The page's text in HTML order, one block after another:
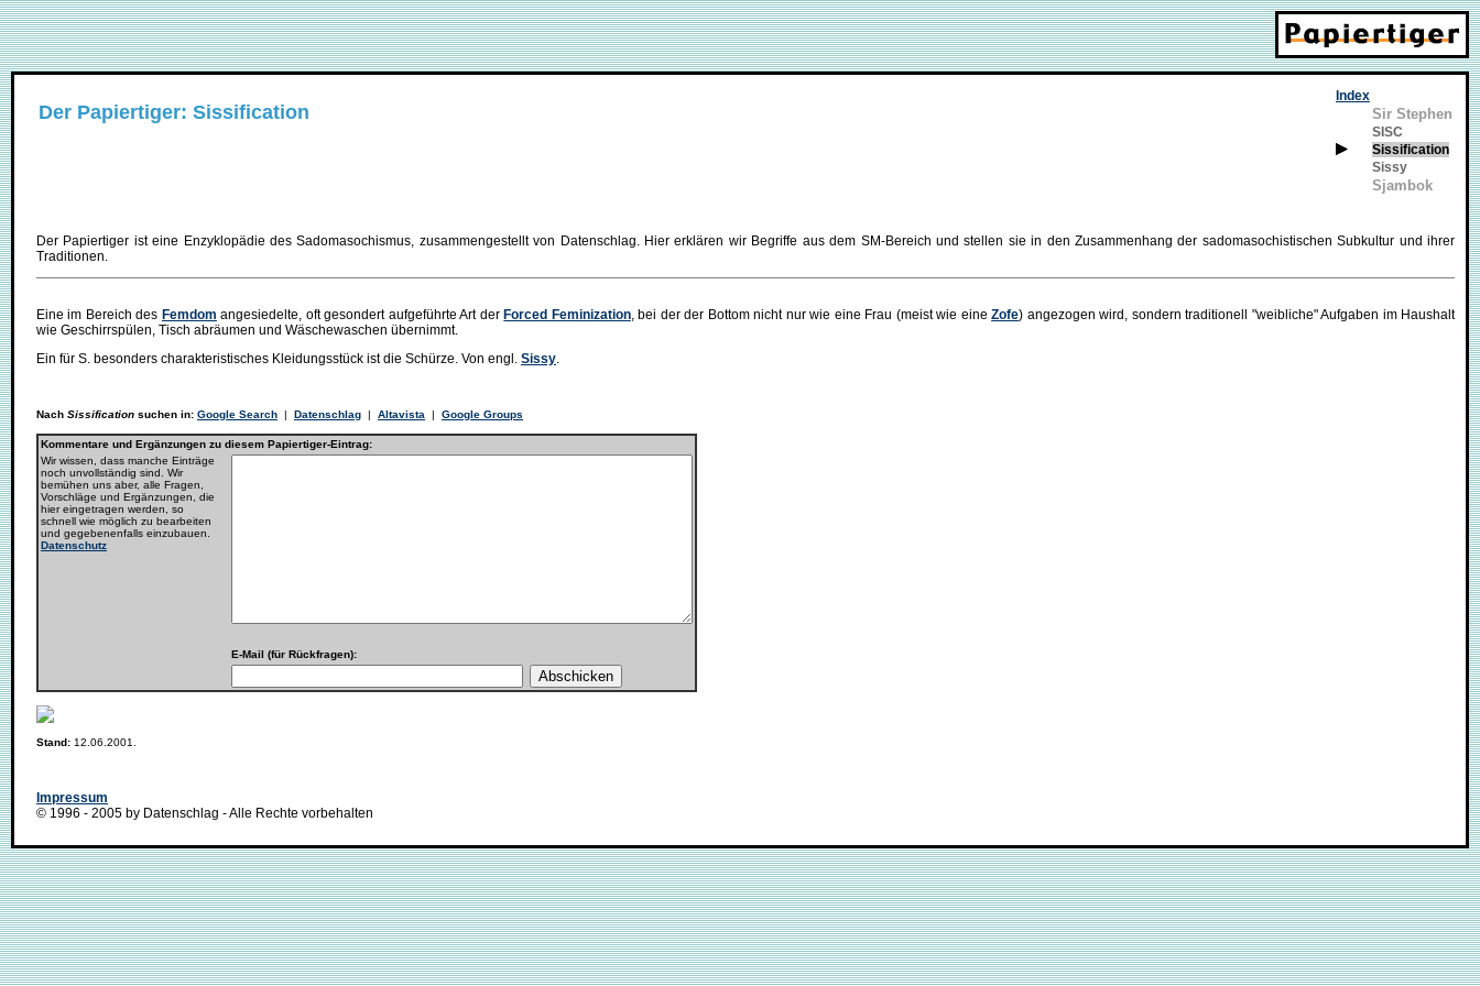
Der Papiertiger: Sissification
Index
Sir Stephen
SISC
Sissification
Sissy
Sjambok
Der Papiertiger ist eine Enzyklopädie des Sadomasochismus, zusammengestellt von Datenschlag. Hier erklären wir Begriffe aus dem SM-Bereich und stellen sie in den Zusammenhang der sadomasochistischen Subkultur und ihrer
Traditionen.
Eine im Bereich des Femdom angesiedelte, oft gesondert aufgeführte Art der Forced Feminization, bei der der Bottom nicht nur wie eine Frau (meist wie eineZofe) angezogen wird, sondern traditionell "weibliche" Aufgaben im Haushalt
wie Geschirrspülen, Tisch abräumen und Wäschewaschen übernimmt.
Ein für S. besonders charakteristisches Kleidungsstück ist die Schürze. Von engl. Sissy.
Nach Sissification suchen in: Google Search | Datenschlag | Altavista | Google Groups
Kommentare und Ergänzungen zu diesem Papiertiger-Eintrag:
Wir wissen, dass manche Einträge
noch unvollständig sind. Wir
bemühen uns aber, alle Fragen,
Vorschläge und Ergänzungen, die
hier eingetragen werden, so
schnell wie möglich zu bearbeiten
und gegebenenfalls einzubauen.
Datenschutz
E-Mail (für Rückfragen):
Stand: 12.06.2001.
Impressum
© 1996 - 2005 by Datenschlag - Alle Rechte vorbehalten